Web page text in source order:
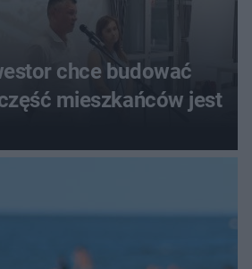
chce budować
mieszkańców jest